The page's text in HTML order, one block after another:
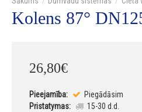
Kolens 87°
26,80€
Pieejamība:
Piegādāsim
Pristatymas:
15-30 d.d.